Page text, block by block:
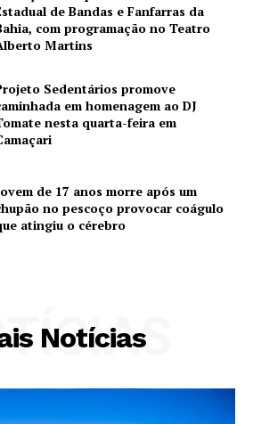
de Bandas e Fanfarras da
com programação no Teatro
Martins
Sedentários promove
em homenagem ao DJ
nesta quarta-feira em
de 17 anos morre após um
no pescoço provocar coágulo
atingiu o cérebro
Notícias